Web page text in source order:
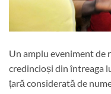
Un amplu eveniment de
credincioși din întreaga
țară considerată de